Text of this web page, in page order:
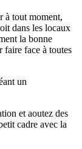
à tout moment,
dans les locaux
la bonne
faire face à toutes
un
et aoutez des
cadre avec la